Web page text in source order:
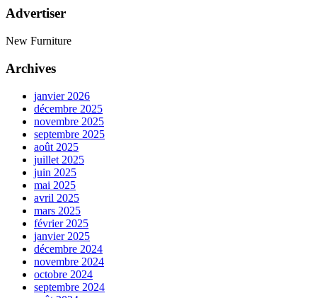
Advertiser
New Furniture
Archives
janvier 2026
décembre 2025
novembre 2025
septembre 2025
août 2025
juillet 2025
juin 2025
mai 2025
avril 2025
mars 2025
février 2025
janvier 2025
décembre 2024
novembre 2024
octobre 2024
septembre 2024